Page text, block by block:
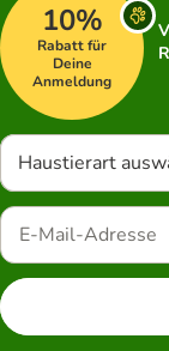
10%
Rabatt für
Deine
Anmeldung
Haustierart